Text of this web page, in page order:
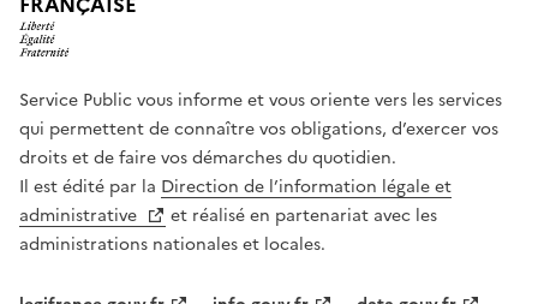
Service Public vous informe et vous oriente vers les services
qui permettent de connaître vos obligations, d’exercer vos
droits et de faire vos démarches du quotidien.
Il est édité par la Direction de l’information légale et
administrative
et réalisé en partenariat avec les
administrations nationales et locales.